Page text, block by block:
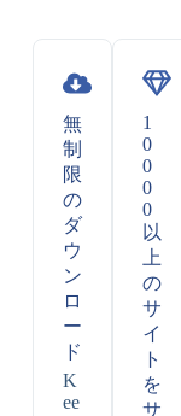
無
制
限
の
ダ
ウ
ン
ロ
ー
ド
K
ee
1
0
0
0
0
以
上
の
サ
イ
ト
を
サ